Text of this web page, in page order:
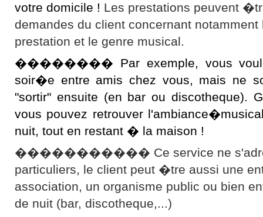
votre domicile ! Les prestations peuvent
demandes du client concernant
prestation et le genre musical.
�������� Par exemple, vous
soir�e entre amis chez vous, mais ne
"sortir" ensuite (en bar ou discotheque).
vous pouvez retrouver
nuit, tout en restant � la maison !
����������� Ce service ne
particuliers, le client peut �tre aussi une
association, un organisme public ou bien
de nuit (bar, discotheque,...)